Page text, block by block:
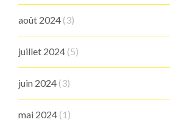
août 2024 (3)
juillet 2024 (5)
juin 2024 (3)
mai 2024 (1)